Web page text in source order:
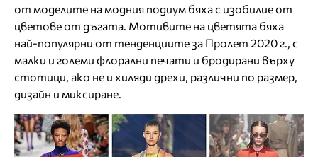
от моделите на модния подиум бяха с изобилие от
цветове от дъгата. Мотивите на цветята бяха
най-популярни от тенденциите за Пролет 2020 г., с
малки и големи флорални печати и бродирани върху
стотици, ако не и хиляди дрехи, различни по размер,
дизайн и миксиране.